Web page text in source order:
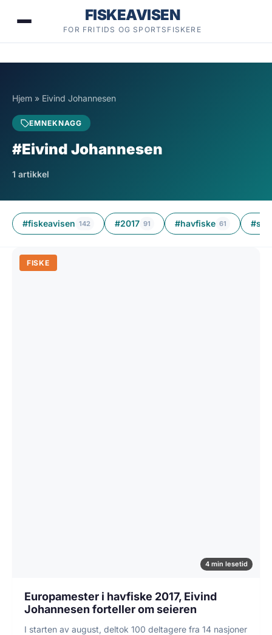
FISKEAVISEN
FOR FRITIDS OG SPORTSFISKERE
Hjem » Eivind Johannesen
EMNEKNAGG
#Eivind Johannesen
1 artikkel
#fiskeavisen 142 #2017 91 #havfiske 61
FISKE
4 min lesetid
Europamester i havfiske 2017, Eivind
Johannesen forteller om seieren
I starten av august, deltok 100 deltagere fra 14 nasjoner